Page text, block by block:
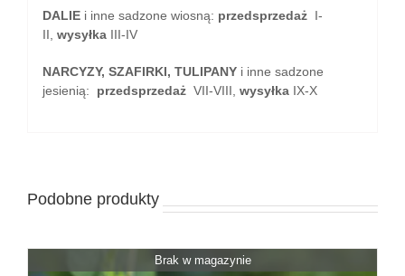
DALIEi inne sadzone wiosną: przedsprzedażI-
II, wysyłkaIII-IV
NARCYZY, SZAFIRKI, TULIPANYi inne sadzone
jesienią: przedsprzedażVII-VIII, wysyłkaIX-X
Podobne produkty
Brak w magazynie